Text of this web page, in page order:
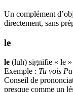
Un complément
directement, sans
le
le (luh) signifie « le »
Exemple : Tu vois
Conseil de
presque comme un